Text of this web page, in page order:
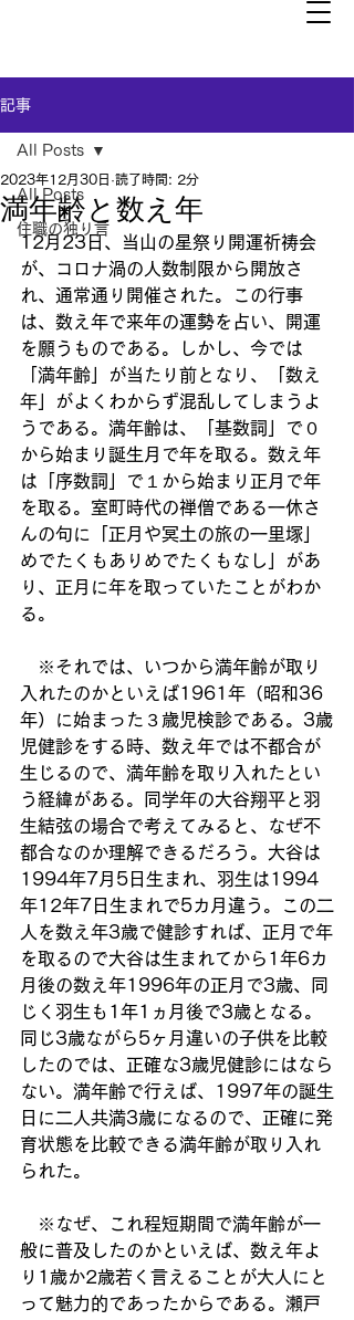
記事
All Posts
住職の独り言
All Posts
満年齢と数え年
2023年12月30日 読了時間: 2分
12月23日、当山の星祭り開運祈祷会
が、コロナ渦の人数制限から開放さ
れ、通常通り開催された。この行事
は、数え年で来年の運勢を占い、開運
を願うものである。しかし、今では
「満年齢」が当たり前となり、「数え
年」がよくわからず混乱してしまうよ
うである。満年齢は、「基数詞」で０
から始まり誕生月で年を取る。数え年
は「序数詞」で１から始まり正月で年
を取る。室町時代の禅僧である一休さ
んの句に「正月や冥土の旅の一里塚」
めでたくもありめでたくもなし」があ
り、正月に年を取っていたことがわか
る。
※それでは、いつから満年齢が取り
入れたのかといえば1961年（昭和36
年）に始まった３歳児検診である。3歳
児健診をする時、数え年では不都合が
生じるので、満年齢を取り入れたとい
う経緯がある。同学年の大谷翔平と羽
生結弦の場合で考えてみると、なぜ不
都合なのか理解できるだろう。大谷は
1994年7月5日生まれ、羽生は1994
年12年7日生まれで5カ月違う。この二
人を数え年3歳で健診すれば、正月で年
を取るので大谷は生まれてから1年6カ
月後の数え年1996年の正月で3歳、同
じく羽生も1年1ヵ月後で3歳となる。
同じ3歳ながら5ヶ月違いの子供を比較
したのでは、正確な3歳児健診にはなら
ない。満年齢で行えば、1997年の誕生
日に二人共満3歳になるので、正確に発
育状態を比較できる満年齢が取り入れ
られた。
※なぜ、これ程短期間で満年齢が一
般に普及したのかといえば、数え年よ
り1歳か2歳若く言えることが大人にと
って魅力的であったからである。瀬戸